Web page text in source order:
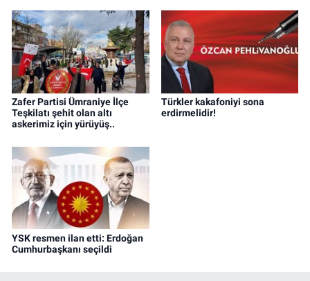
Zafer Partisi Ümraniye İlçe
Teşkilatı şehit olan altı
askerimiz için yürüyüş..
Türkler kakafoniyi sona
erdirmelidir!
YSK resmen ilan etti: Erdoğan
Cumhurbaşkanı seçildi